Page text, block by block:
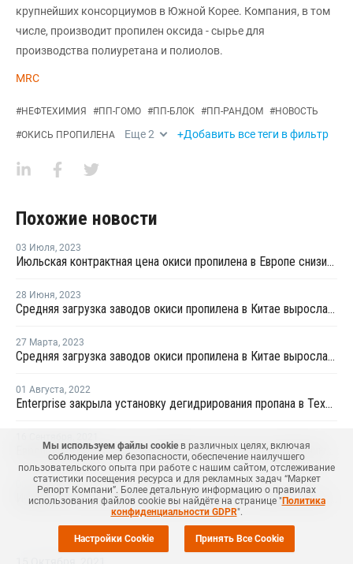
крупнейших консорциумов в Южной Корее. Компания, в том
числе, производит пропилен оксида - сырье для
производства полиуретана и полиолов.
MRC
#НЕФТЕХИМИЯ #ПП-ГОМО #ПП-БЛОК #ПП-РАНДОМ #НОВОСТЬ
#ОКИСЬ ПРОПИЛЕНА Еще2 +Добавить все теги в фильтр
Похожие новости
03 Июля, 2023
Июльская контрактная цена окиси пропилена в Европе снизилась на EUR40 за тонну
28 Июня, 2023
Средняя загрузка заводов окиси пропилена в Китае выросла на 2,9%
27 Марта, 2023
Средняя загрузка заводов окиси пропилена в Китае выросла на 1,6%
01 Августа, 2022
Enterprise закрыла установку дегидрирования пропана в Техасе на внеплановый ремонт
08 Июня,2021
Мы используем файлы cookieв различных целях, включая
соблюдение мер безопасности, обеспечение наилучшего
пользовательского опыта при работе с нашим сайтом, отслеживание
статистики посещения ресурса и для рекламных задач “Маркет
Репорт Компани”. Более детальную информацию о правилах
использования файлов cookie вы найдёте на странице "Политика
конфиденциальности GDPR".
Настройки Cookie Принять Все Cookie